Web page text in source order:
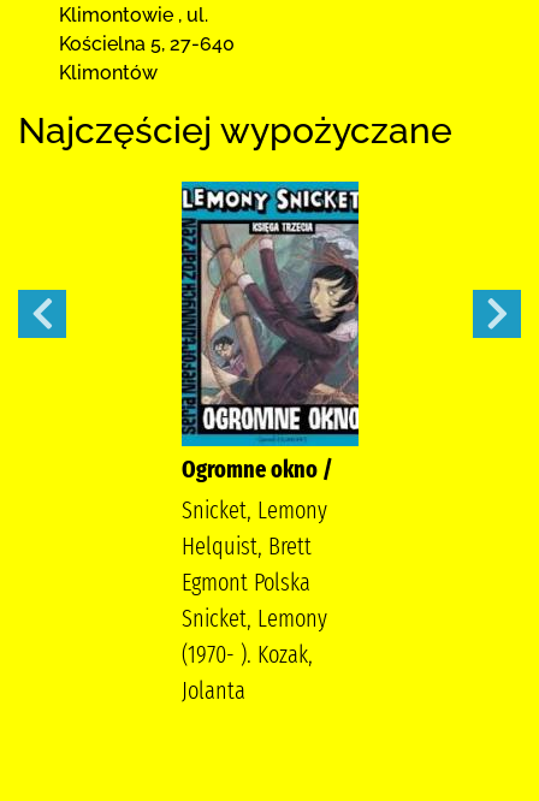
Klimontowie , ul.
Kościelna 5, 27-640
Klimontów
Najczęściej wypożyczane
Ogromne okno /
Snicket, Lemony
Helquist, Brett
Egmont Polska
Snicket, Lemony
(1970- ). Kozak,
Jolanta